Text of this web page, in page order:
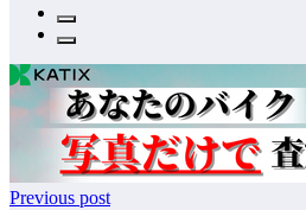
Previous post